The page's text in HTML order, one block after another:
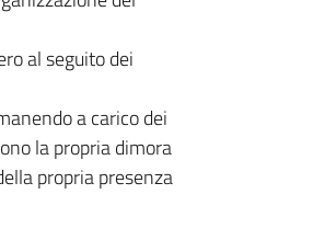
al seguito dei
a carico dei
la propria dimora
propria presenza